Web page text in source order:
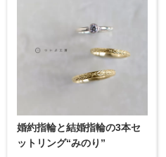
婚約指輪と結婚指輪の3本セ
ットリング“みのり”